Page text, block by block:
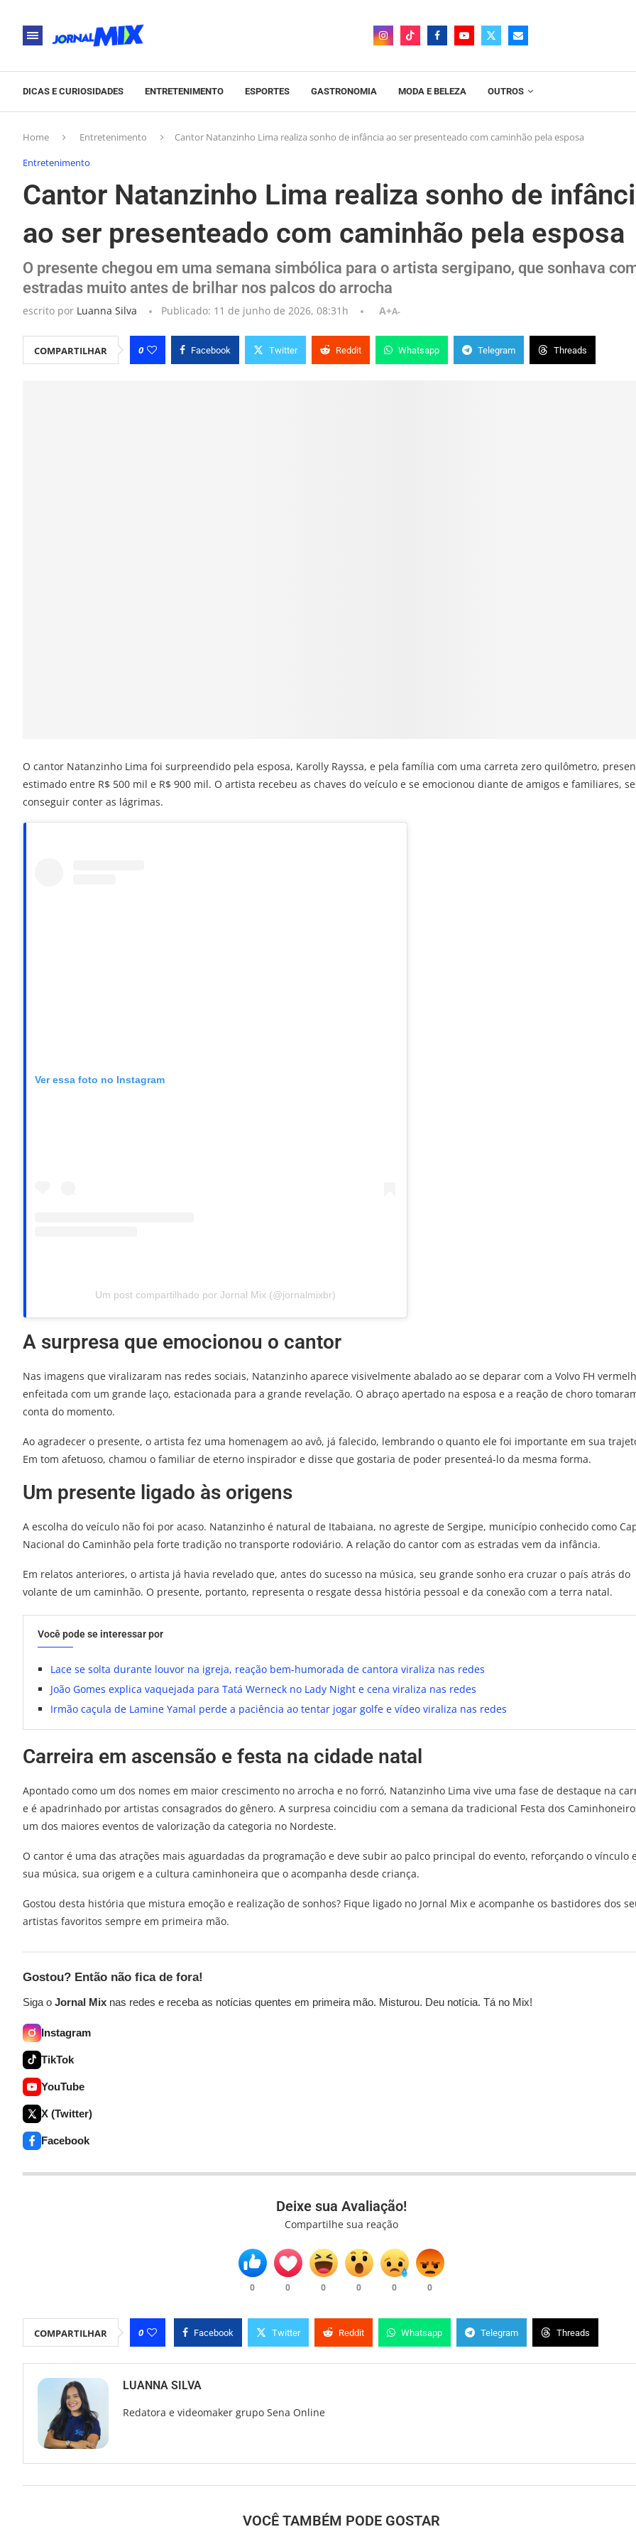
DICAS E CURIOSIDADES ENTRETENIMENTO ESPORTES GASTRONOMIA MODA E BELEZA OUTROS
Home Entretenimento
Cantor Natanzinho Lima realiza sonho de infância ao ser presenteado com caminhão pela esposa
Entretenimento
Cantor Natanzinho Lima realiza sonho de
ao ser presenteado com caminhão pela esposa
O presente chegou em uma semana simbólica para o artista sergipano, que sonhava
estradas muito antes de brilhar nos palcos do arrocha
escrito por Luanna Silva Publicado: 11 de junho de 2026, 08:31h A+A-
COMPARTILHAR 0 Facebook Twitter Reddit Whatsapp Telegram Threads
O cantor Natanzinho Lima foi surpreendido pela esposa, Karolly Rayssa, e pela família com uma carreta zero quilômetro,
estimado entre R$ 500 mil e R$ 900 mil. O artista recebeu as chaves do veículo e se emocionou diante de amigos e familiares,
conseguir conter as lágrimas.
Ver essa foto no Instagram
Um post compartilhado por Jornal Mix (@jornalmixbr)
A surpresa que emocionou o cantor
Nas imagens que viralizaram nas redes sociais, Natanzinho aparece visivelmente abalado ao se deparar com a Volvo FH
enfeitada com um grande laço, estacionada para a grande revelação. O abraço apertado na esposa e a reação de choro
conta do momento.
Ao agradecer o presente, o artista fez uma homenagem ao avô, já falecido, lembrando o quanto ele foi importante em sua
Em tom afetuoso, chamou o familiar de eterno inspirador e disse que gostaria de poder presenteá-lo da mesma forma.
Um presente ligado às origens
A escolha do veículo não foi por acaso. Natanzinho é natural de Itabaiana, no agreste de Sergipe, município conhecido como
Nacional do Caminhão pela forte tradição no transporte rodoviário. A relação do cantor com as estradas vem da infância.
Em relatos anteriores, o artista já havia revelado que, antes do sucesso na música, seu grande sonho era cruzar o país atrás do
volante de um caminhão. O presente, portanto, representa o resgate dessa história pessoal e da conexão com a terra natal.
Você pode se interessar por
Lace se solta durante louvor na igreja, reação bem-humorada de cantora viraliza nas redes
João Gomes explica vaquejada para Tatá Werneck no Lady Night e cena viraliza nas redes
Irmão caçula de Lamine Yamal perde a paciência ao tentar jogar golfe e vídeo viraliza nas redes
Carreira em ascensão e festa na cidade natal
Apontado como um dos nomes em maior crescimento no arrocha e no forró, Natanzinho Lima vive uma fase de destaque na
e é apadrinhado por artistas consagrados do gênero. A surpresa coincidiu com a semana da tradicional Festa dos
um dos maiores eventos de valorização da categoria no Nordeste.
O cantor é uma das atrações mais aguardadas da programação e deve subir ao palco principal do evento, reforçando o vínculo
sua música, sua origem e a cultura caminhoneira que o acompanha desde criança.
Gostou desta história que mistura emoção e realização de sonhos? Fique ligado no Jornal Mix e acompanhe os bastidores dos
artistas favoritos sempre em primeira mão.
Gostou? Então não fica de fora!
Siga o Jornal Mix nas redes e receba as notícias quentes em primeira mão. Misturou. Deu notícia. Tá no Mix!
Instagram
TikTok
YouTube
X (Twitter)
Facebook
Deixe sua Avaliação!
Compartilhe sua reação
0 0 0 0 0 0
COMPARTILHAR 0 Facebook Twitter Reddit Whatsapp Telegram Threads
LUANNA SILVA
Redatora e videomaker grupo Sena Online
VOCÊ TAMBÉM PODE GOSTAR